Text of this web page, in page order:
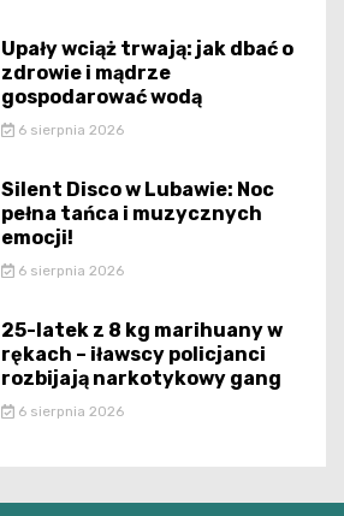
Upały wciąż trwają: jak dbać o
zdrowie i mądrze
gospodarować wodą
6 sierpnia 2026
Silent Disco w Lubawie: Noc
pełna tańca i muzycznych
emocji!
6 sierpnia 2026
25-latek z 8 kg marihuany w
rękach – iławscy policjanci
rozbijają narkotykowy gang
6 sierpnia 2026